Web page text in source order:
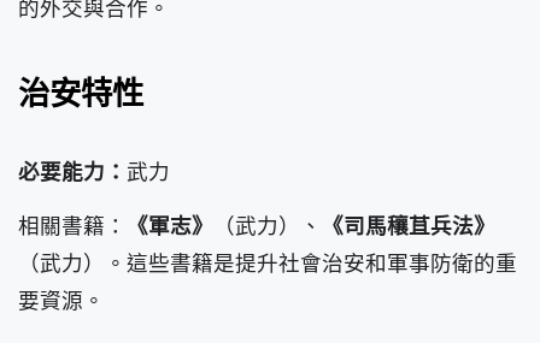
的外交與合作。
治安特性
必要能力： 武力
相關書籍：
《軍志》 （武力）、
《司馬穰苴兵法》
（武力）。這些書籍是提升社會治安和軍事防衛的重
要資源。